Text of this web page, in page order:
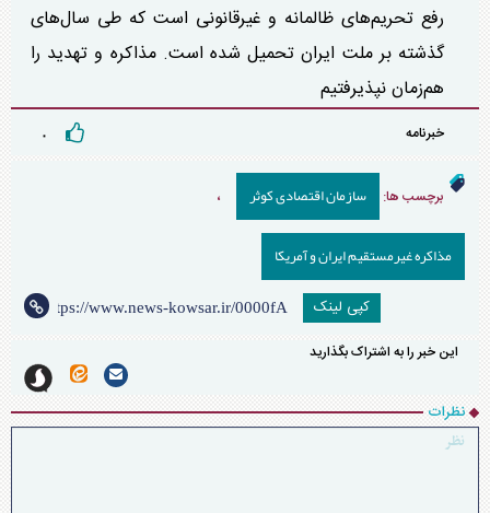
رفع تحریم‌های ظالمانه و غیرقانونی است که طی سال‌های
گذشته بر ملت ایران تحمیل شده است. مذاکره و تهدید را
هم‌زمان نپذیرفتیم
خبرنامه ۰
برچسب ها: سازمان اقتصادی کوثر ،
مذاکره غیرمستقیم ایران و آمریکا
کپی لینک
این خبر را به اشتراک بگذارید
نظرات